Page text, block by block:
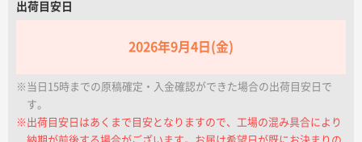
包装紙で包んだ後に外のしをします
出荷目安日
2026年9月4日(金)
※当日15時までの原稿確定・入金確認ができた場合の出荷目安日で
す。
※出荷目安日はあくまで目安となりますので、工場の混み具合により